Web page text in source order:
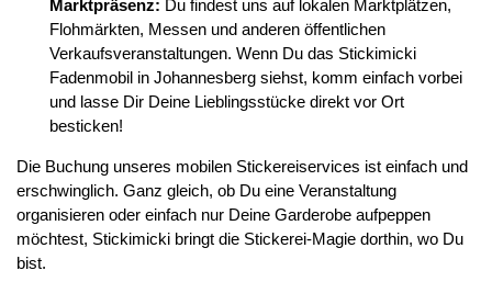
Marktpräsenz: Du findest uns auf lokalen Marktplätzen,
Flohmärkten, Messen und anderen öffentlichen
Verkaufsveranstaltungen. Wenn Du das Stickimicki
Fadenmobil in Johannesberg siehst, komm einfach vorbei
und lasse Dir Deine Lieblingsstücke direkt vor Ort
besticken!
Die Buchung unseres mobilen Stickereiservices ist einfach und
erschwinglich. Ganz gleich, ob Du eine Veranstaltung
organisieren oder einfach nur Deine Garderobe aufpeppen
möchtest, Stickimicki bringt die Stickerei-Magie dorthin, wo Du
bist.